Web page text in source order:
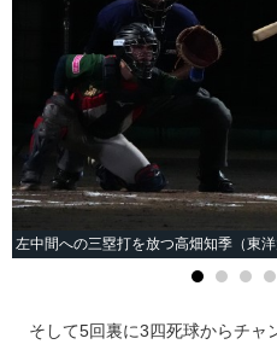
左中間への三塁打を放つ高畑知季（東洋
そして5回裏に3四死球からチャ